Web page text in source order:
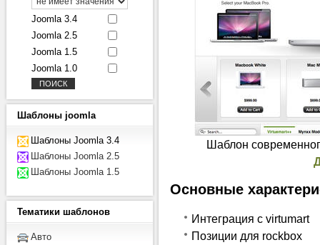
Шаблон
Основные
Интеграция с virtumart
Позиции для rockbox
Joomla 3.4
Joomla 2.5
Joomla 1.5
Joomla 1.0
Шаблоны joomla
Шаблоны Joomla 3.4
Шаблоны Joomla 2.5
Шаблоны Joomla 1.5
Тематики шаблонов
Авто